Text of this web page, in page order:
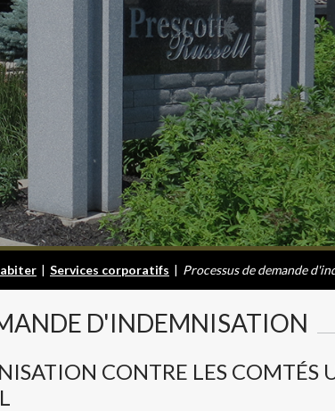
| Services corporatifs | Processus de demande
D'INDEMNISATION
CONTRE LES COMTÉS